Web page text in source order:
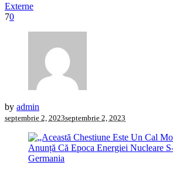
Externe
70
by admin
septembrie 2, 2023septembrie 2, 2023